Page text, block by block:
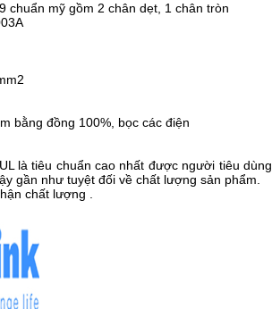
chuẩn mỹ gồm 2 chân dẹt, 1 chân tròn
bằng đồng 100%, bọc các điện
là tiêu chuẩn cao nhất được người tiêu dùng
gần như tuyệt đối về chất lượng sản phẩm.
chất lượng .